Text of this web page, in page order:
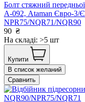
Болт стяжний
А-092, Ataman Євро-3/
NPR75/NQR71/NQR90
90 ₴
На складі: >5 шт
Купити
В список желаний
Сравнить